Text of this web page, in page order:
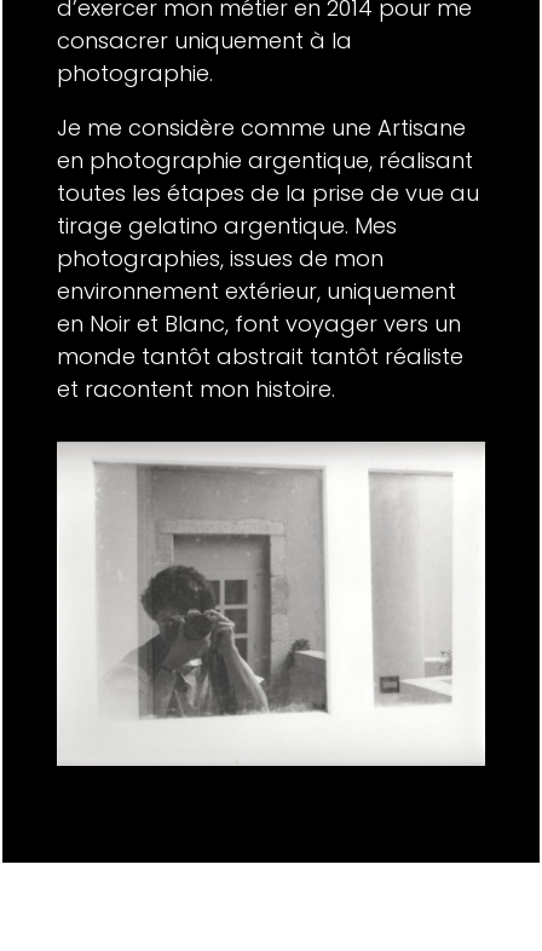
d’exercer mon métier en 2014 pour me
consacrer uniquement à la
photographie.
Je me considère comme une Artisane
en photographie argentique, réalisant
toutes les étapes de la prise de vue au
tirage gelatino argentique. Mes
photographies, issues de mon
environnement extérieur, uniquement
en Noir et Blanc, font voyager vers un
monde tantôt abstrait tantôt réaliste
et racontent mon histoire.